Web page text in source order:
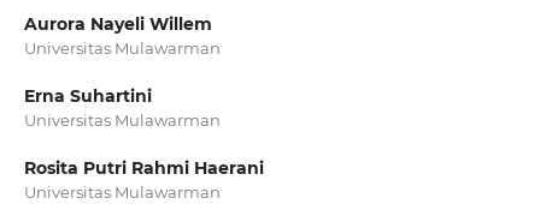
Aurora Nayeli Willem
Universitas Mulawarman
Erna Suhartini
Universitas Mulawarman
Rosita Putri Rahmi Haerani
Universitas Mulawarman